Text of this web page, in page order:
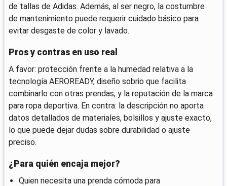
de tallas de Adidas. Además, al ser negro, la costumbre
de mantenimiento puede requerir cuidado básico para
evitar desgaste de color y lavado.
Pros y contras en uso real
A favor: protección frente a la humedad relativa a la
tecnología AEROREADY, diseño sobrio que facilita
combinarlo con otras prendas, y la reputación de la marca
para ropa deportiva. En contra: la descripción no aporta
datos detallados de materiales, bolsillos y ajuste exacto,
lo que puede dejar dudas sobre durabilidad o ajuste
preciso.
¿Para quién encaja mejor?
Quien necesita una prenda cómoda para